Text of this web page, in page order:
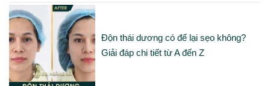
Độn thái dương có để lại sẹo không?
Giải đáp chi tiết từ A đến Z